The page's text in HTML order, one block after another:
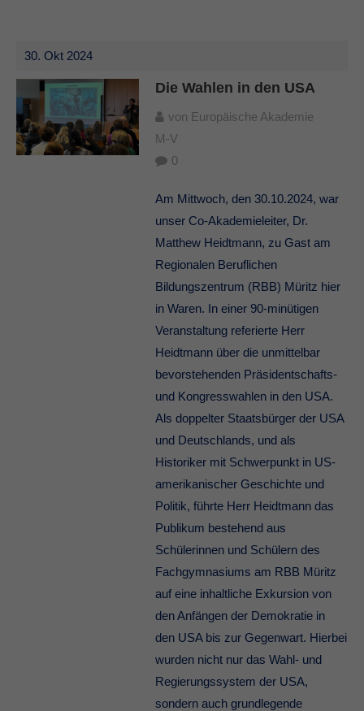
30. Okt 2024
Die Wahlen in den USA
von Europäische Akademie
M-V
0
Am Mittwoch, den 30.10.2024, war
unser Co-Akademieleiter, Dr.
Matthew Heidtmann, zu Gast am
Regionalen Beruflichen
Bildungszentrum (RBB) Müritz hier
in Waren. In einer 90-minütigen
Veranstaltung referierte Herr
Heidtmann über die unmittelbar
bevorstehenden Präsidentschafts-
und Kongresswahlen in den USA.
Als doppelter Staatsbürger der USA
und Deutschlands, und als
Historiker mit Schwerpunkt in US-
amerikanischer Geschichte und
Politik, führte Herr Heidtmann das
Publikum bestehend aus
Schülerinnen und Schülern des
Fachgymnasiums am RBB Müritz
auf eine inhaltliche Exkursion von
den Anfängen der Demokratie in
den USA bis zur Gegenwart. Hierbei
wurden nicht nur das Wahl- und
Regierungssystem der USA,
sondern auch grundlegende